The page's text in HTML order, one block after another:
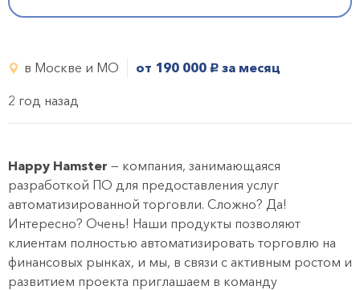
в Москве и МО от 190 000 руб. за месяц
2 год назад
Happy Hamster — компания, занимающаяся
разработкой ПО для предоставления услуг
автоматизированной торговли. Сложно? Да!
Интересно? Очень! Наши продукты позволяют
клиентам полностью автоматизировать торговлю на
финансовых рынках, и мы, в связи с активным ростом и
развитием проекта приглашаем в команду